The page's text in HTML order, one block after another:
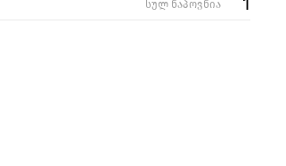
სულ ნაპოვნია